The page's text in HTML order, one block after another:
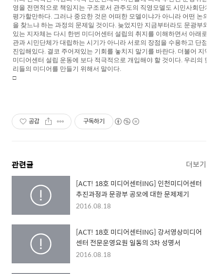
영을 전면적으로 책임지는 구조로서 관주도의 직영모델도 시민사회단체
평가할만하다. 그러나 중요한 것은 어떠한 모델이냐가 아니라 어떤 논의
을 찾느냐 하는 과정의 문제일 것이다. 늦었지만 지금부터라도 문광부와
있는 지자체는 다시 한번 미디어센터 설립의 취지를 이해하면서 아래로부
관과 시민단체가 대립하는 시기가 아니라 서로의 장점을 수용하고 단점을
진입해있다. 결코 주어져있는 기회를 놓치지 말기를 바란다. 더불어 지역
미디어센터 설립 운동에 보다 적극적으로 개입해야 할 것이다. 우리의 혈
리들의 미디어를 만들기 위해서 말이다.
□
공감 구독하기
관련글 더보기
[ACT! 18호 미디어센터ING] 인천미디어센터
추진과정과 문광부 공모에 대한 문제제기
2016.08.18
[ACT! 18호 미디어센터ING] 강서영상미디어
센터 전문운영요원 일동의 3차 성명서
2016.08.18